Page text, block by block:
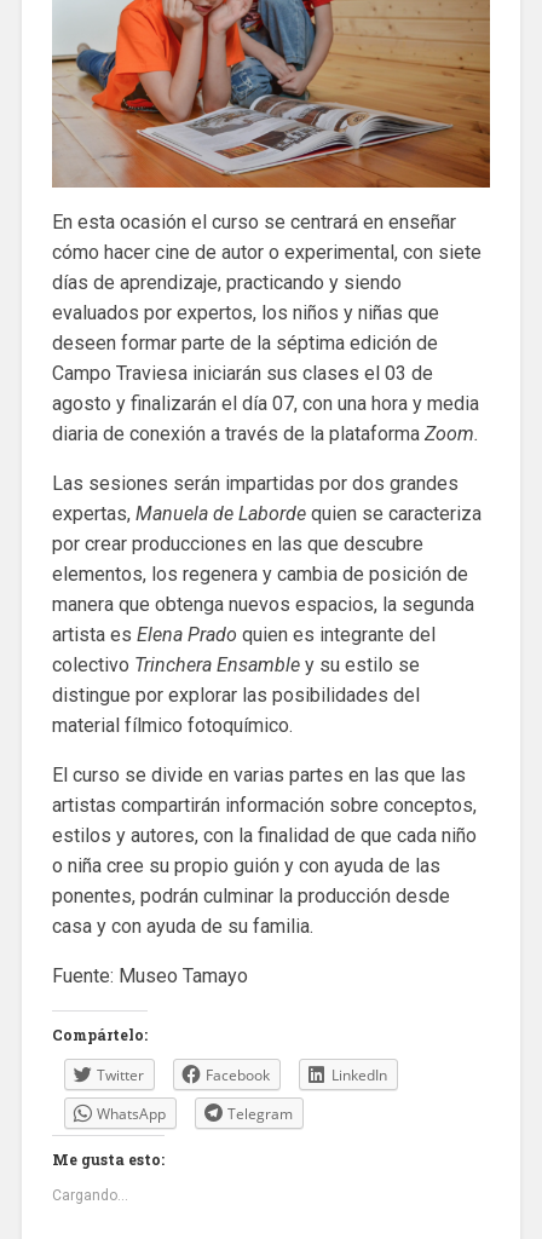
En esta ocasión el curso se centrará en enseñar
cómo hacer cine de autor o experimental, con siete
días de aprendizaje, practicando y siendo
evaluados por expertos, los niños y niñas que
deseen formar parte de la séptima edición de
Campo Traviesa iniciarán sus clases el 03 de
agosto y finalizarán el día 07, con una hora y media
diaria de conexión a través de la plataforma Zoom.
Las sesiones serán impartidas por dos grandes
expertas, Manuela de Labordequien se caracteriza
por crear producciones en las que descubre
elementos, los regenera y cambia de posición de
manera que obtenga nuevos espacios, la segunda
artista es Elena Prado quien es integrante del
colectivo Trinchera Ensambley su estilo se
distingue por explorar las posibilidades del
material fílmico fotoquímico.
El curso se divide en varias partes en las que las
artistas compartirán información sobre conceptos,
estilos y autores, con la finalidad de que cada niño
o niña cree su propio guión y con ayuda de las
ponentes, podrán culminar la producción desde
casa y con ayuda de su familia.
Fuente: Museo Tamayo
Compártelo:
Twitter Facebook
LinkedIn
WhatsApp
Telegram
Me gusta esto:
Cargando...